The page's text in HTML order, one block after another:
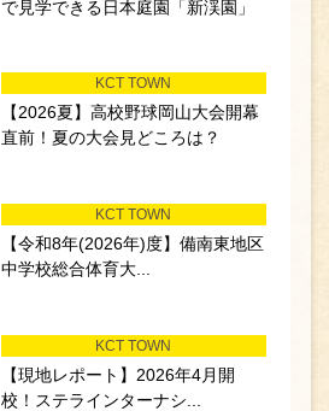
で見学できる日本庭園「新渓園」
KCT TOWN
【2026夏】高校野球岡山大会開幕
直前！夏の大会見どころは？
KCT TOWN
【令和8年(2026年)度】備南東地区
中学校総合体育大...
KCT TOWN
【現地レポート】2026年4月開
校！ステラインターナシ...